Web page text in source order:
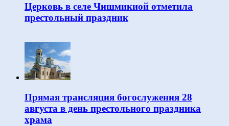
Церковь в селе Чишмикиой отметила
престольный праздник
Прямая трансляция богослужения 28
августа в день престольного праздника
храма